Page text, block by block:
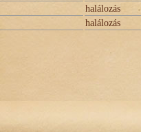
halálozás
halálozás